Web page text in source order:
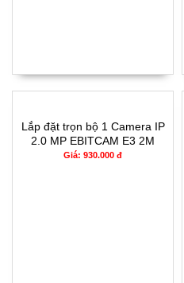
Lắp đặt trọn bộ 1 Camera IP
2.0 MP EBITCAM E3 2M
Giá: 930.000 đ